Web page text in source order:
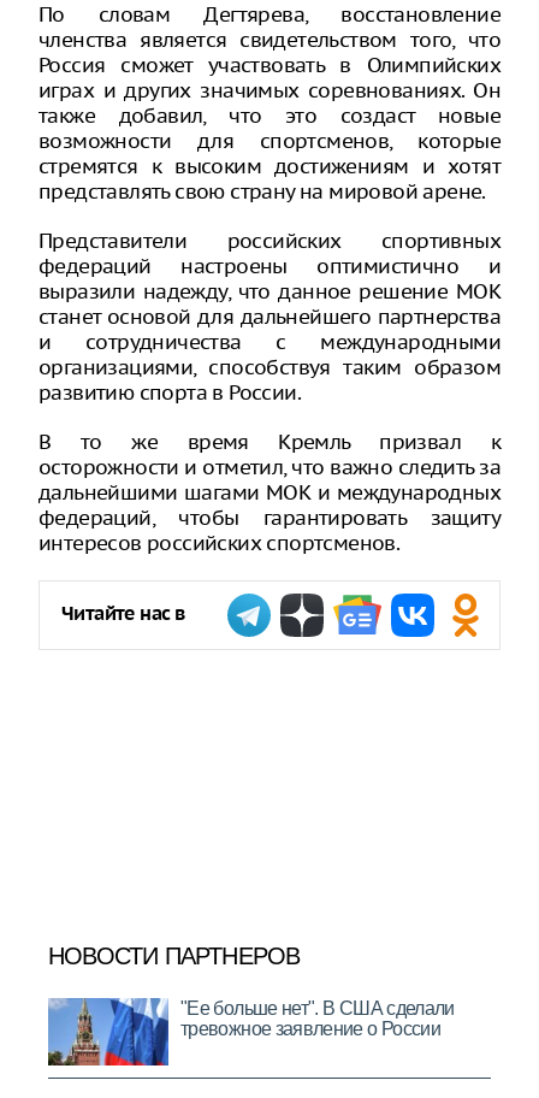
По словам Дегтярева, восстановление
членства является свидетельством того, что
Россия сможет участвовать в Олимпийских
играх и других значимых соревнованиях. Он
также добавил, что это создаст новые
возможности для спортсменов, которые
стремятся к высоким достижениям и хотят
представлять свою страну на мировой арене.
Представители российских спортивных
федераций настроены оптимистично и
выразили надежду, что данное решение МОК
станет основой для дальнейшего партнерства
и сотрудничества с международными
организациями, способствуя таким образом
развитию спорта в России.
В то же время Кремль призвал к
осторожности и отметил, что важно следить за
дальнейшими шагами МОК и международных
федераций, чтобы гарантировать защиту
интересов российских спортсменов.
Читайте нас в